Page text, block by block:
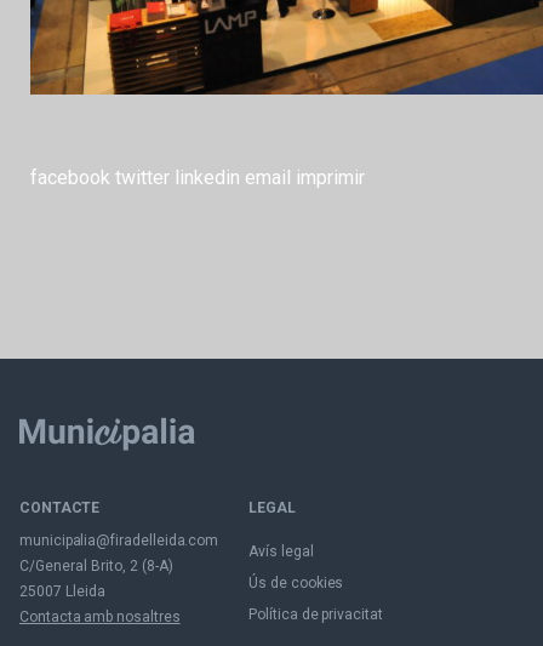
facebook twitter linkedin email imprimir
CONTACTE
municipalia@firadelleida.com
C/General Brito, 2 (8-A)
25007 Lleida
Contacta amb nosaltres
LEGAL
Avís legal
Ús de cookies
Política de privacitat